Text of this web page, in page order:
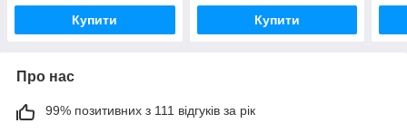
Купити Купити
Про нас
99% позитивних з 111 відгуків за рік